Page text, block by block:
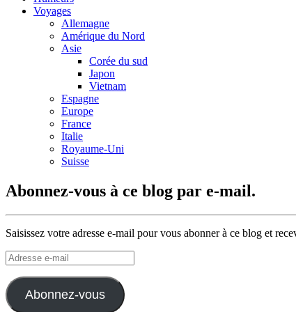
Voyages
Allemagne
Amérique du Nord
Asie
Corée du sud
Japon
Vietnam
Espagne
Europe
France
Italie
Royaume-Uni
Suisse
Abonnez-vous à ce blog par e-mail.
Saisissez votre adresse e-mail pour vous abonner à ce blog et
Adresse
e-
mail
Abonnez-vous